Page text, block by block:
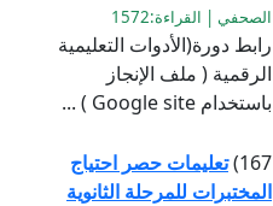
الصحفي | القراءة:1572
رابط دورة(الأدوات التعليمية
الرقمية ( ملف الإنجاز
باستخدام Google site ) ...
167) تعليمات حصر احتياج
المختبرات للمرحلة الثانوية